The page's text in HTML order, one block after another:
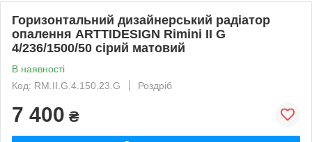
Горизонтальний дизайнерський радіатор
опалення ARTTIDESIGN Rimini ІІ G
4/236/1500/50 сірий матовий
В наявності
Код: RM.II.G.4.150.23.G
Роздріб
7 400 ₴